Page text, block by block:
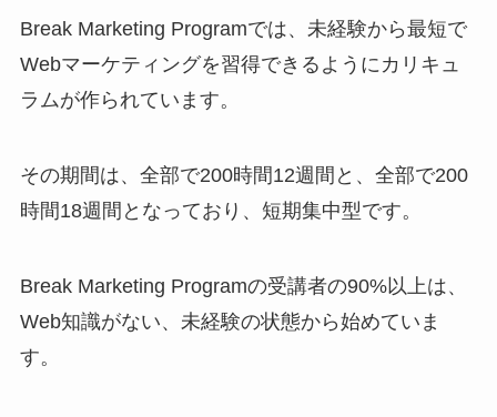
Break Marketing Programでは、未経験から最短で
Webマーケティングを習得できるようにカリキュ
ラムが作られています。
その期間は、全部で200時間12週間と、全部で200
時間18週間となっており、短期集中型です。
Break Marketing Programの受講者の90%以上は、
Web知識がない、未経験の状態から始めていま
す。